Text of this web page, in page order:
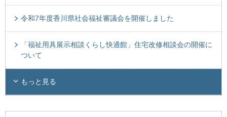
令和7年度香川県社会福祉審議会を開催しました
「福祉用具展示相談くらし快適館」住宅改修相談会の開催に
ついて
もっと見る